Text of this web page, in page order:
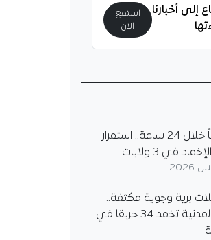
إلى أخبارنا
استمع
الآن
56 حريقاً خلال 24 ساعة.. استمرار
في 3 ولايات
برية وجوية مكثفة..
الحماية المدنية تخمد 34 حريقا في